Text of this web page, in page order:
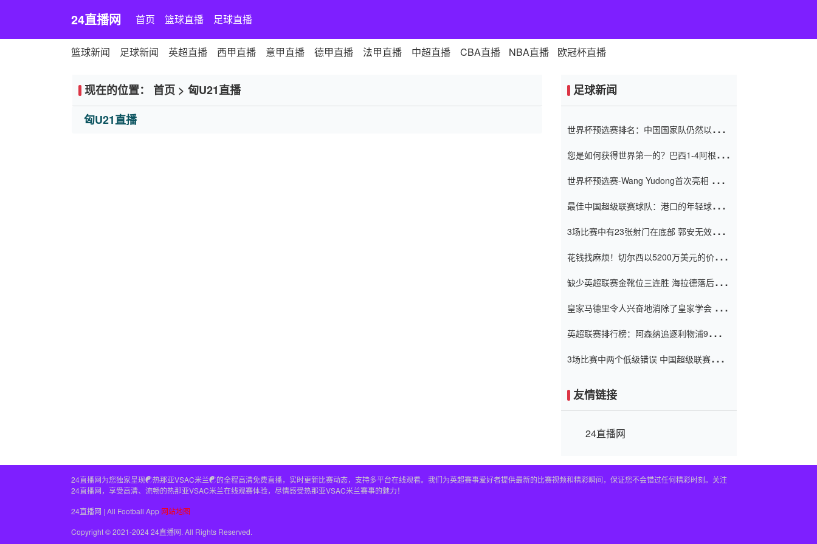
24直播网 首页 篮球直播 足球直播
篮球新闻 足球新闻 英超直播 西甲直播 意甲直播 德甲直播 法甲直播 中超直播 CBA直播 NBA直播 欧冠杯直播
现在的位置： 首页 > 匈U21直播
匈U21直播
足球新闻
世界杯预选赛排名：中国国家队仍然以6分
您是如何获得世界第一的？巴西1-4阿根
世界杯预选赛-Wang Yudong首次亮相 中国
最佳中国超级联赛球队：港口的年轻球员在
（Taishan）
3场比赛中有23张射门在底部 郭安无效传球
花钱找麻烦！切尔西以5200万美元的价格
窗口
缺少英超联赛金靴位三连胜 海拉德落后6球
皇家马德里令人兴奋地消除了皇家学会 安
英超联赛排行榜：阿森纳追逐利物浦9分 曼
3场比赛中两个低级错误 中国超级联赛的前
友情链接
24直播网
24直播网为您独家呈现☯️热那亚VSAC米兰☯️的全程高清免费直播，实时更新比赛动态，支持多平台在线观看。我们为英超赛事爱好者提供最新的比赛视频和精彩瞬间，保证您不会错过任何精彩时刻。关注
24直播网，享受高清、流畅的热那亚VSAC米兰在线观赛体验，尽情感受热那亚VSAC米兰赛事的魅力！
24直播网 | All Football App 网站地图
Copyright © 2021-2024 24直播网. All Rights Reserved.